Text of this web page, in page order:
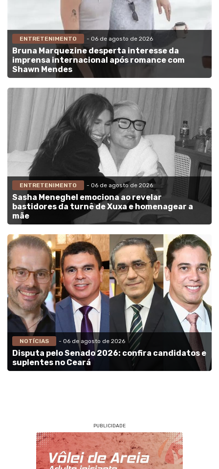
ENTRETENIMENTO - 06 de agosto de 2026
Bruna Marquezine desperta interesse da
imprensa internacional após romance com
Shawn Mendes
ENTRETENIMENTO - 06 de agosto de 2026
Sasha Meneghel emociona ao revelar
bastidores da turnê de Xuxa e homenagear a
mãe
NOTÍCIAS - 06 de agosto de 2026
Disputa pelo Senado 2026: confira candidatos e
suplentes no Ceará
PUBLICIDADE